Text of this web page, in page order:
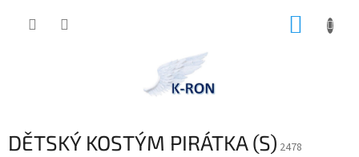
DĚTSKÝ KOSTÝM PIRÁTKA (S) 2478